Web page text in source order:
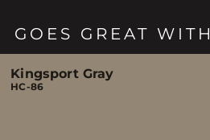
GOES GREAT WITH
Kingsport Gray
HC-86